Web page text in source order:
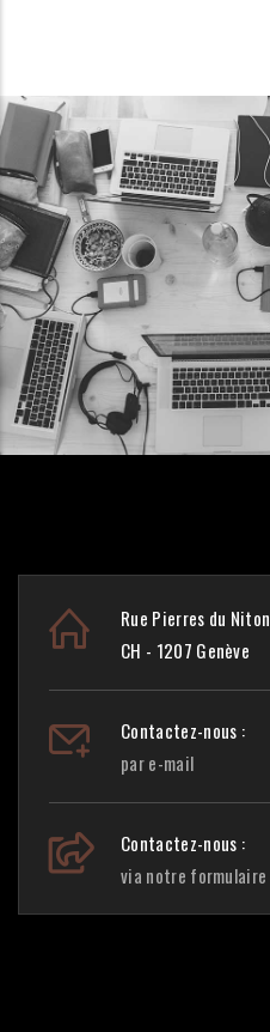
Rue Pierres du Niton
CH - 1207 Genève
Contactez-nous :
par e-mail
Contactez-nous :
via notre formulaire